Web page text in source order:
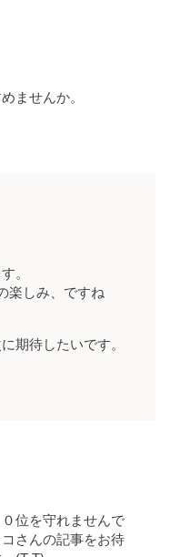
ませんか。
。
楽しみ、ですね
期待したいです。
位を守れませんで
さんの記事をお待